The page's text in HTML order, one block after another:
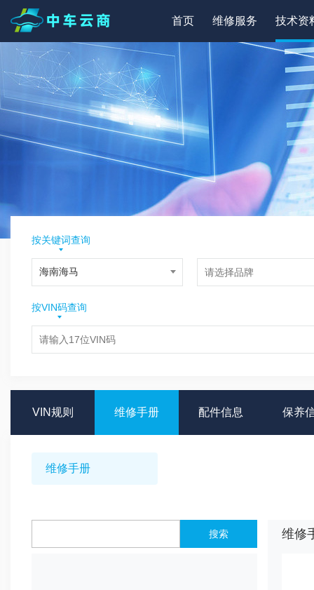
首页 维修服务 技术资
按关键词查询
按VIN码查询
VIN规则 维修手册 配件信息 保养
维修手册
搜索 维修